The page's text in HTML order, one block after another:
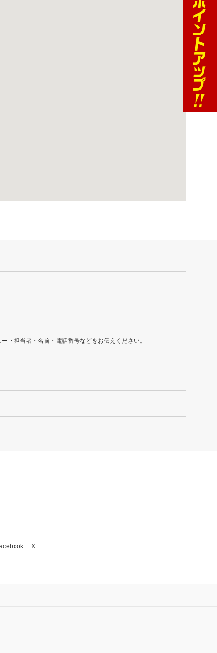
・担当者・名前・電話番号などをお伝えください。
X